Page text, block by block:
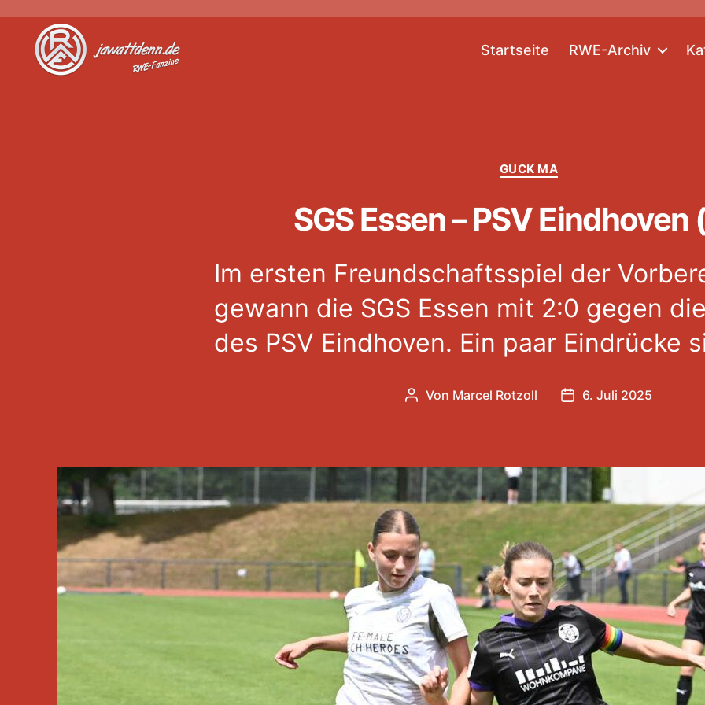
Startseite RWE-Archiv
Kategorien
GUCK MA
SGS Essen – PSV Eindhoven
Im ersten Freundschaftsspiel der
gewann die SGS Essen mit 2:0 gegen
des PSV Eindhoven. Ein paar Eindrücke
Beitragsautor
Von Marcel Rotzoll 6. Juli 2025